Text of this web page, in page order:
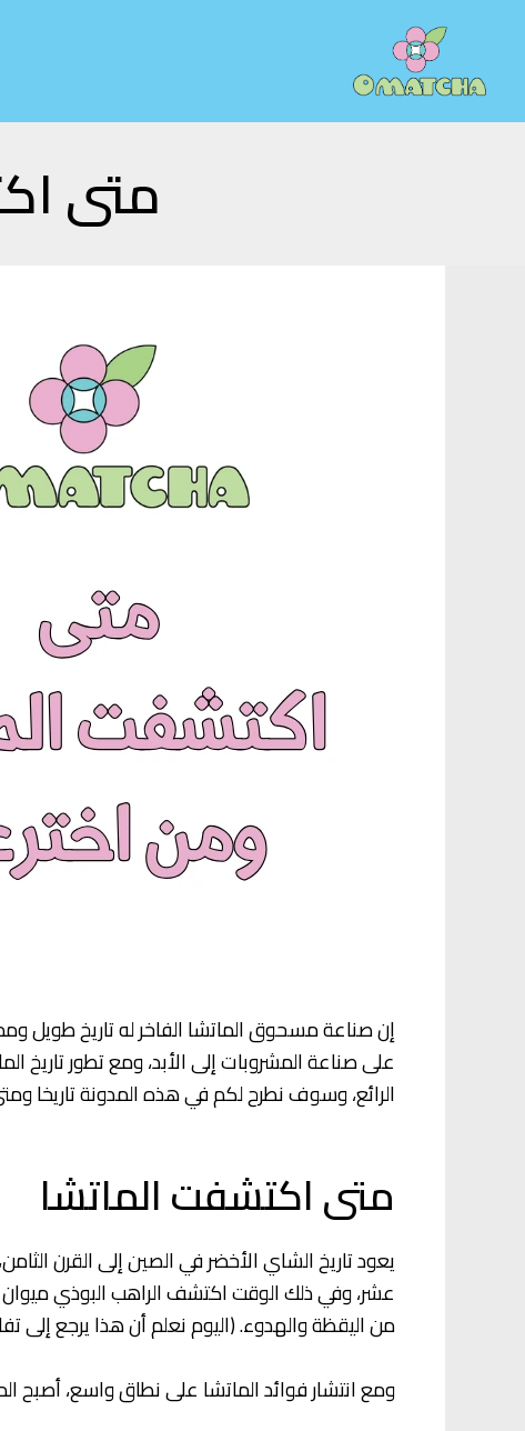
المحتوى
متى
إن صناعة مسحوق الماتشا الفاخر له تاريخ طويل
على صناعة المشروبات إلى الأبد، ومع تطور تاريخ
الرائع، وسوف نطرح لكم في هذه المدونة تاريخا
متى اكتشفت الماتشا
يعود تاريخ الشاي الأخضر في الصين إلى القرن
عشر، وفي ذلك الوقت اكتشف الراهب البوذي ميوان
من اليقظة والهدوء. (اليوم نعلم أن هذا يرجع إلى
ومع انتشار فوائد الماتشا على نطاق واسع، أصبح